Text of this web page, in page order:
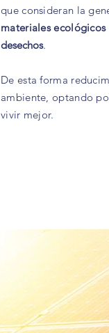
que consideran la
materiales ecológicos
desechos.
De esta forma
ambiente, optando
vivir mejor.